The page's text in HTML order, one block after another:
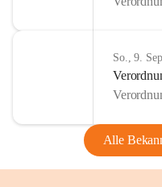
So., 9.
Alle